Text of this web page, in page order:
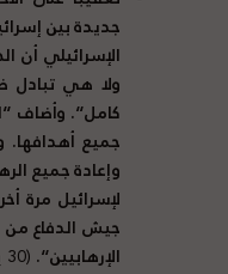
جديدة بين
الإسرائيلي أن
ولا هي تبادل
كامل“. وأضاف “
جميع أهدافها.
وإعادة جميع
لإسرائيل مرة
جيش الدفاع
الإرهابيين“.